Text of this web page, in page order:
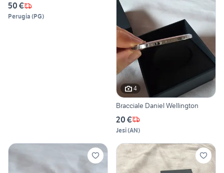
50 €
Perugia (PG)
4
Bracciale Daniel Wellington
20 €
Jesi(AN)